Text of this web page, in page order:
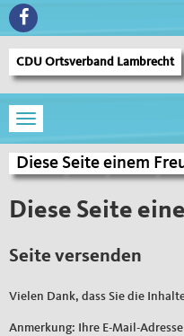
CDU Ortsverband Lambrecht
Toggle navigation
Sie sind hier
Diese Seite einem
Diese Seite einem
Diese Seite
Seite versenden
Vielen Dank, dass Sie die
Anmerkung: Ihre E-Mail-